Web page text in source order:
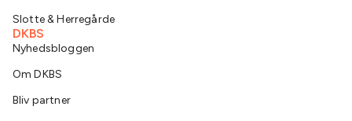
Slotte & Herregårde
DKBS
Nyhedsbloggen
Om DKBS
Bliv partner